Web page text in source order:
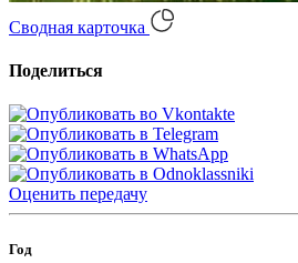
Сводная карточка
Поделиться
Оценить передачу
Год